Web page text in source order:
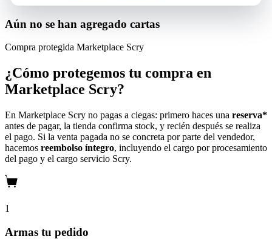
Aún no se han agregado cartas
Compra protegida Marketplace Scry
¿Cómo protegemos tu compra en
Marketplace Scry?
En Marketplace Scry no pagas a ciegas: primero haces una reserva*
antes de pagar, la tienda confirma stock, y recién después se realiza
el pago. Si la venta pagada no se concreta por parte del vendedor,
hacemos reembolso íntegro, incluyendo el cargo por procesamiento
del pago y el cargo servicio Scry.
1
Armas tu pedido